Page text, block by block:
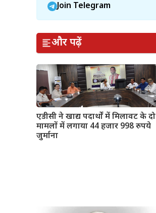
Join Telegram
और पढ़ें
एडीसी ने खाद्य पदार्थों में मिलावट के दो
मामलों में लगाया 44 हजार 998 रुपये
जुर्माना